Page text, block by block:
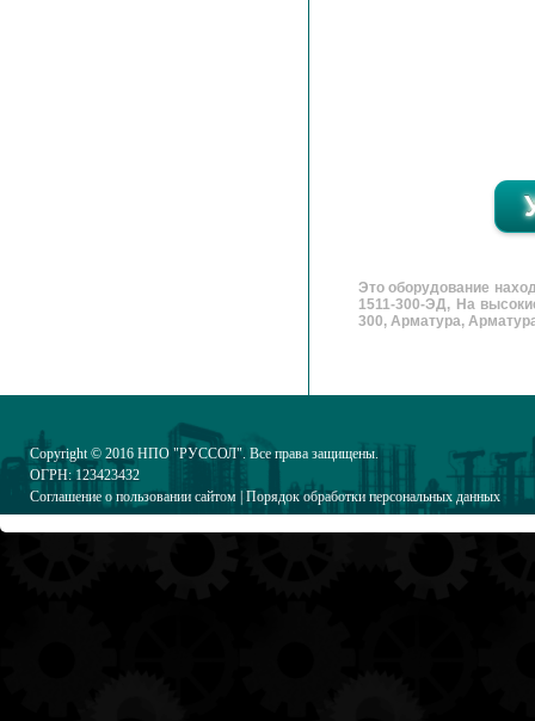
Это оборудование
1511-300-ЭД, На
300, Арматура,
Copyright © 2016 НПО "РУССОЛ". Все права защищены.
ОГРН: 123423432
Соглашение о пользовании сайтом Порядок обработки персональных данных